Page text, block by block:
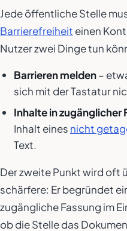
Jede öffentliche Stelle
Barrierefreiheit einen
Nutzer zwei Dinge tun
Barrieren melden–
sich mit der Tastatur
Inhalte in zugänglicher
Inhalt eines nicht
Text.
Der zweite Punkt wird oft
schärfere: Er begründet
zugängliche Fassung im
ob die Stelle das